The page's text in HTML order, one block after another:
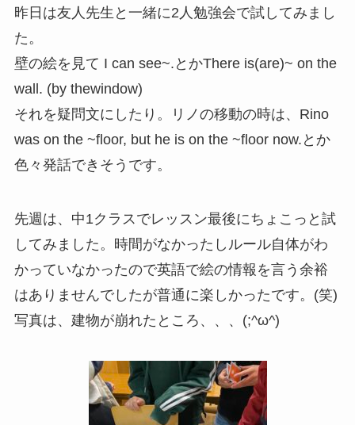
昨日は友人先生と一緒に2人勉強会で試してみまし
た。
壁の絵を見て I can see~.とかThere is(are)~ on the
wall. (by thewindow)
それを疑問文にしたり。リノの移動の時は、Rino
was on the ~floor, but he is on the ~floor now.とか
色々発話できそうです。
先週は、中1クラスでレッスン最後にちょこっと試
してみました。時間がなかったしルール自体がわ
かっていなかったので英語で絵の情報を言う余裕
はありませんでしたが普通に楽しかったです。(笑)
写真は、建物が崩れたところ、、、(;^ω^)